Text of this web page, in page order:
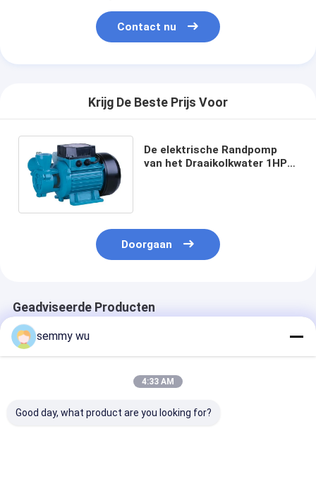
Contact nu
Krijg De Beste Prijs Voor
De elektrische Randpomp
van het Draaikolkwater 1HP
Doorgaan
Geadviseerde Producten
semmy wu
4:33 AM
Good day, what product are you looking for?